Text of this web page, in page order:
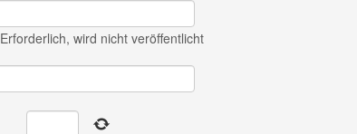
Erforderlich, wird nicht veröffentlicht